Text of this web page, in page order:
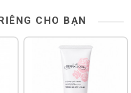
CHO BẠN